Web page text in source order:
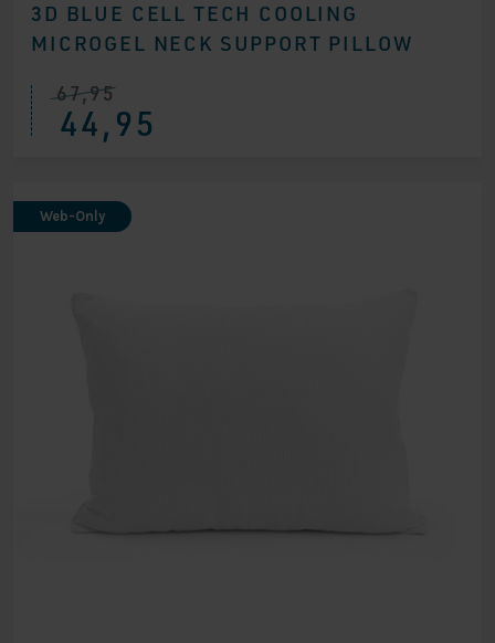
3D BLUE CELL TECH COOLING
MICROGEL NECK SUPPORT PILLOW
67,95
Ursprünglicher
Preis
war:
44,95
Aktueller
Preis
Web-Only